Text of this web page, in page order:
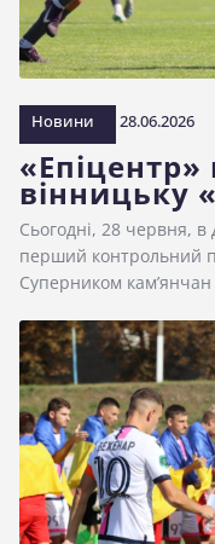
Новини 28.06.2026
«Епіцентр»
вінницьку
Сьогодні, 28 червня, в
перший контрольний
Суперником